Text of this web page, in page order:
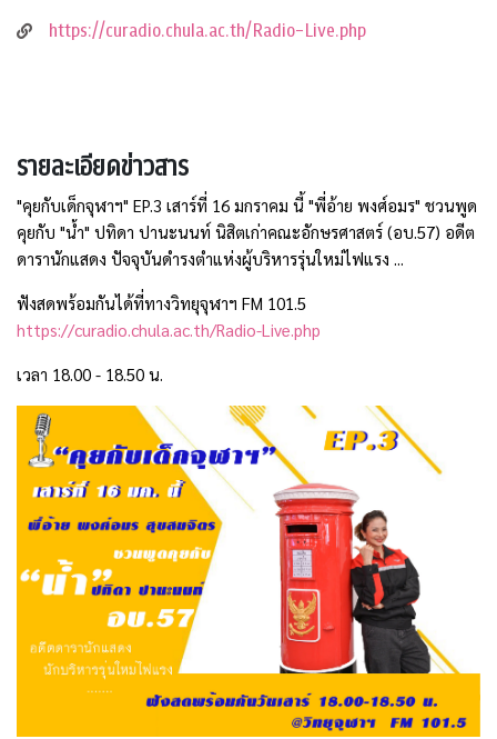
https://curadio.chula.ac.th/Radio-Live.php
รายละเอียดข่าวสาร
"คุยกับเด็กจุฬาฯ" EP.3 เสาร์ที่ 16 มกราคม นี้ "พี่อ้าย พงศ์อมร" ชวนพูด
คุยกับ "น้ำ" ปทิดา ปานะนนท์ นิสิตเก่าคณะอักษรศาสตร์ (อบ.57) อดีต
ดารานักแสดง ปัจจุบันดำรงตำแห่งผู้บริหารรุ่นใหม่ไฟแรง ...
ฟังสดพร้อมกันได้ที่ทางวิทยุจุฬาฯ FM 101.5
https://curadio.chula.ac.th/Radio-Live.php
เวลา 18.00 - 18.50 น.